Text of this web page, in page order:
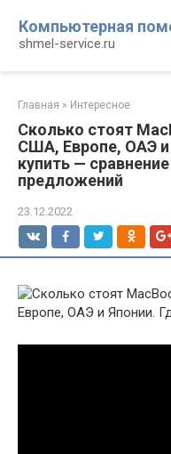
контенту
Компьютерная
shmel-service.ru
Главная » Интересное
Сколько стоят
США, Европе, ОАЭ и
купить —
предложений
23.12.2022